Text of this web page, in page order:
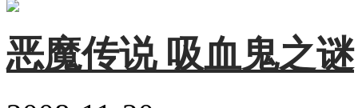
恶魔传说 吸血鬼之谜